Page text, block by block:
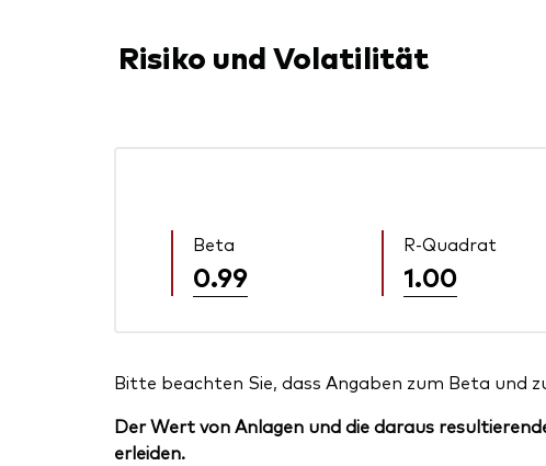
Risiko und Volatilität
Beta
0.99
R-Quadrat
1.00
Bitte beachten Sie, dass Angaben zum Beta und
Der Wert von Anlagen und die daraus
erleiden.